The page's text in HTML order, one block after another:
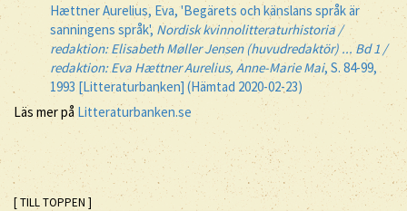
Hættner Aurelius, Eva, 'Begärets och känslans språk är
sanningens språk', Nordisk kvinnolitteraturhistoria /
redaktion: Elisabeth Møller Jensen (huvudredaktör) ... Bd 1 /
redaktion: Eva Hættner Aurelius, Anne-Marie Mai, S. 84-99,
1993 [Litteraturbanken] (Hämtad 2020-02-23)
Läs mer på Litteraturbanken.se
[ TILL TOPPEN ]